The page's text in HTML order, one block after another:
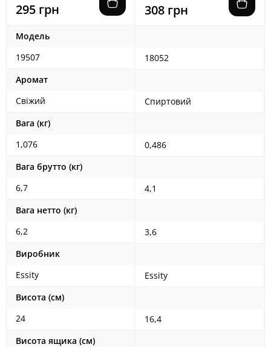
295 грн
Модель
19507
Аромат
Свіжий
Вага (кг)
1,076
Вага брутто (кг)
6,7
Вага нетто (кг)
6,2
Виробник
Essity
Висота (см)
24
Висота ящика (см)
308 грн
18052
Спиртовий
0,486
4,1
3,6
Essity
16,4